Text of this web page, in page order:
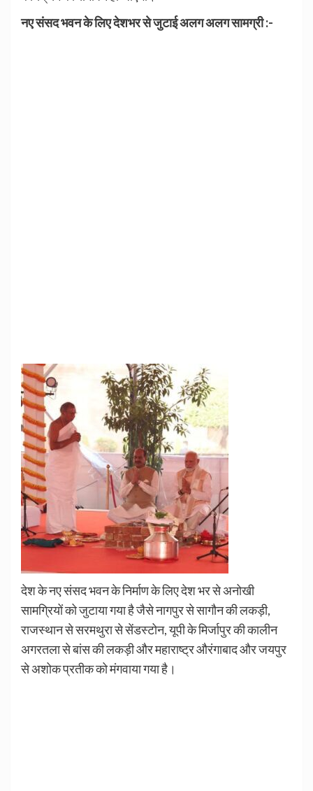
नए संसद भवन के लिए देशभर से जुटाई अलग अलग सामग्री :-
देश के नए संसद भवन के निर्माण के लिए देश भर से अनोखी
सामग्रियों को जुटाया गया है जैसे नागपुर से सागौन की लकड़ी,
राजस्थान से सरमथुरा से सेंडस्टोन, यूपी के मिर्जापुर की कालीन
अगरतला से बांस की लकड़ी और महाराष्ट्र औरंगाबाद और जयपुर
से अशोक प्रतीक को मंगवाया गया है।